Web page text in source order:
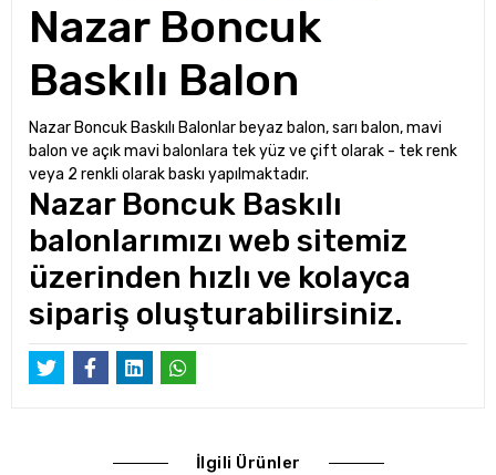
Nazar Boncuk
Baskılı Balon
Nazar Boncuk Baskılı Balonlar beyaz balon, sarı balon, mavi
balon ve açık mavi balonlara tek yüz ve çift olarak - tek renk
veya 2 renkli olarak baskı yapılmaktadır.
Nazar Boncuk Baskılı
balonlarımızı web sitemiz
üzerinden hızlı ve kolayca
sipariş oluşturabilirsiniz.
İlgili Ürünler